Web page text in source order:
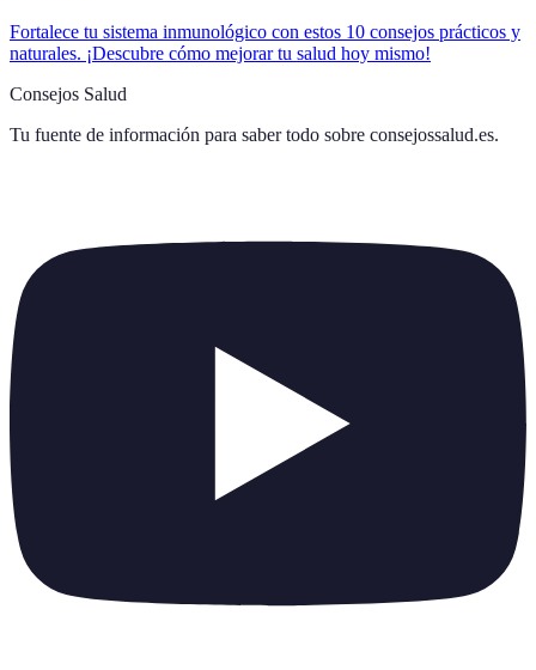
Fortalece tu sistema inmunológico con estos 10 consejos prácticos y
naturales. ¡Descubre cómo mejorar tu salud hoy mismo!
Consejos Salud
Tu fuente de información para saber todo sobre consejossalud.es.